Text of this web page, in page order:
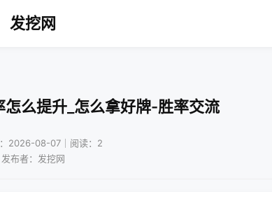
发挖网
么提升_怎么拿好牌-胜率交流
2026-08-07｜阅读：2
发布者：发挖网